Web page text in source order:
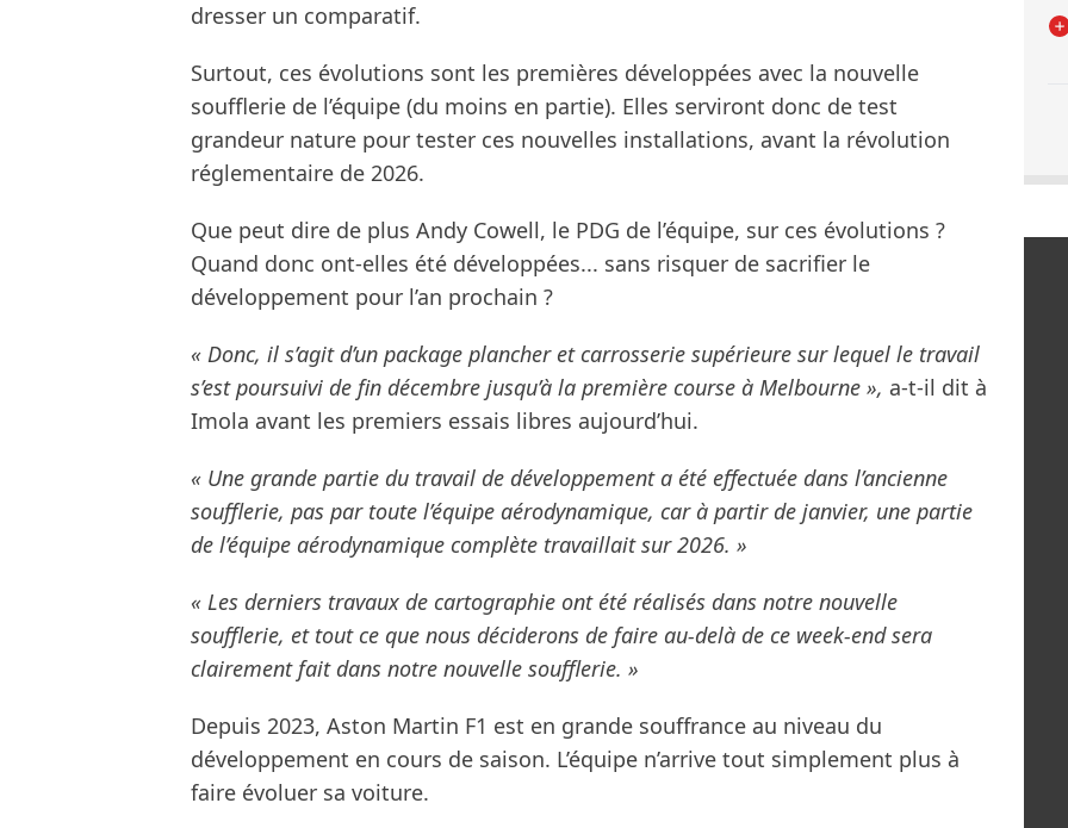
dresser un comparatif.
Surtout, ces évolutions sont les premières développées avec la nouvelle
soufflerie de l’équipe (du moins en partie). Elles serviront donc de test
grandeur nature pour tester ces nouvelles installations, avant la révolution
réglementaire de 2026.
Que peut dire de plus Andy Cowell, le PDG de l’équipe, sur ces évolutions ?
Quand donc ont-elles été développées... sans risquer de sacrifier le
développement pour l’an prochain ?
« Donc, il s’agit d’un package plancher et carrosserie supérieure sur lequel le travail
s’est poursuivi de fin décembre jusqu’à la première course à Melbourne », a-t-il dit à
Imola avant les premiers essais libres aujourd’hui.
« Une grande partie du travail de développement a été effectuée dans l’ancienne
soufflerie, pas par toute l’équipe aérodynamique, car à partir de janvier, une partie
de l’équipe aérodynamique complète travaillait sur 2026. »
« Les derniers travaux de cartographie ont été réalisés dans notre nouvelle
soufflerie, et tout ce que nous déciderons de faire au-delà de ce week-end sera
clairement fait dans notre nouvelle soufflerie. »
Depuis 2023, Aston Martin F1 est en grande souffrance au niveau du
développement en cours de saison. L’équipe n’arrive tout simplement plus à
faire évoluer sa voiture.